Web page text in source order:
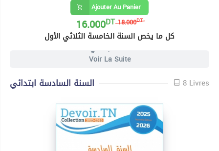
Ajouter Au Panier
18.000DT
16.000DT
كل ما يخص السنة الخامسة الثلاثي الأول
Voir La Suite
4 Livres السنة الخامسة ابتدائي
السنة السادسة ابتدائي 8 Livres